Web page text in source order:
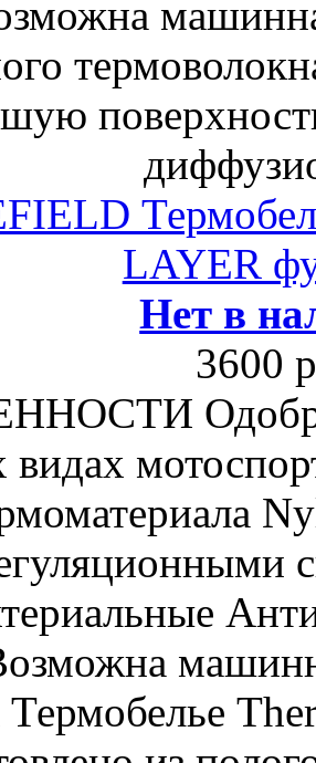
LAYER
Нет в
3600
видах
Термобелье